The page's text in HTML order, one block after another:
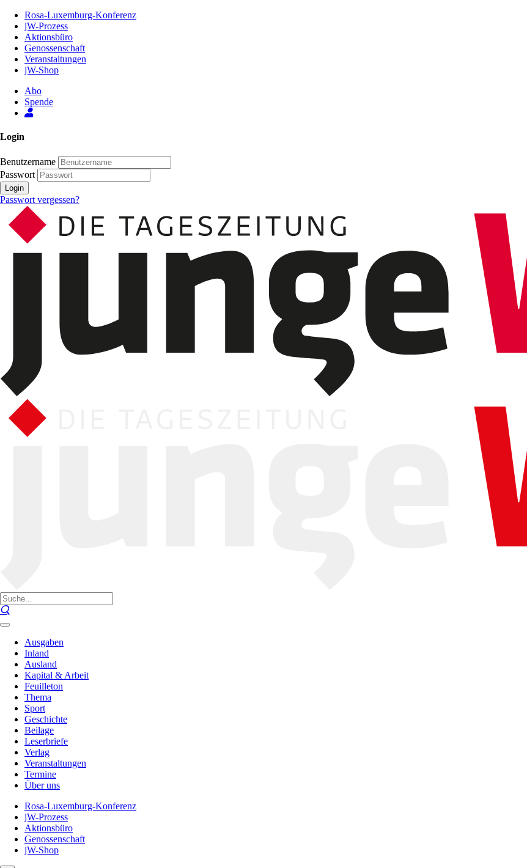
Inhalt
Seite
Rosa-Luxemburg-Konferenz
jW-Prozess
Aktionsbüro
Genossenschaft
Veranstaltungen
jW-Shop
Abo
Spende
Login
Benutzername
Passwort
Login
Passwort vergessen?
Ausgaben
Inland
Ausland
Kapital & Arbeit
Feuilleton
Thema
Sport
Geschichte
Beilage
Leserbriefe
Verlag
Veranstaltungen
Termine
Über uns
Rosa-Luxemburg-Konferenz
jW-Prozess
Aktionsbüro
Genossenschaft
jW-Shop